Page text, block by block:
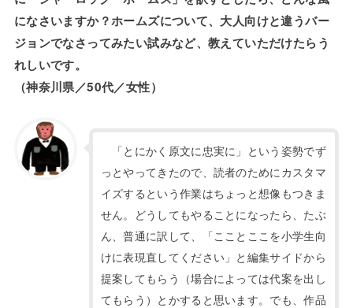
になさいますか？ホームズについて、大人向けと違うバー
ジョンでなさってみたい試みなど、教えていただけたらう
れしいです。
（神奈川県／50代／女性）
「とにかく原文に忠実に」という姿勢でず
っとやってきたので、読者のためにカスタマ
イズするという作業はちょっと想像もつきま
せん。どうしてもやることになったら、たぶ
ん、普通に訳して、「こことここを小学生向
けに表現直してください」と編集サイドから
提案してもらう（場合によっては代案を出し
てもらう）とかすると思います。でも、作品